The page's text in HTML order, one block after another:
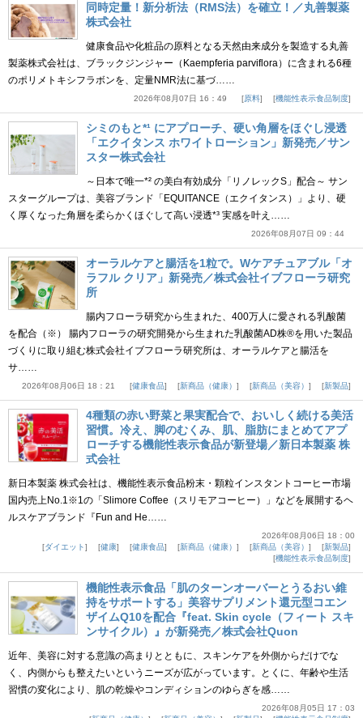
同時定量！新分析法（RMS法）を確立！／丸善製薬
株式会社
健康食品や化粧品の原料となる天然由来成分を製造する丸善
製薬株式会社は、ブラックジンジャー（Kaempferia parviflora）に含まれる6種
のポリメトキシフラボンを、定量NMR法に基づ……
2026年08月07日 16：49 原料 機能性表示食品制度
シミのもと*¹ にアプローチ、硬い角層をほぐし浸透
「エクイタンス ホワイトローション」新発売／サン
スター株式会社
～日本で唯一*² の美白有効成分「リノレックS」配合～ サン
スターグループは、美容ブランド「EQUITANCE（エクイタンス）」より、硬
く厚くなった角層を柔らかくほぐして高い浸透*³ 実感を叶え……
2026年08月07日 09：44
オーラルケアと腸活を1粒で。Wケアチュアブル「オ
ラフル クリア」新発売／株式会社イブフローラ研究
所
腸内フローラ研究から生まれた、400万人に愛される乳酸菌
を配合（※） 腸内フローラの研究開発から生まれた乳酸菌AD株®を用いた製品
づくりに取り組む株式会社イブフローラ研究所は、オーラルケアと腸活を
サ……
2026年08月06日 18：21 健康食品 新商品（健康） 新商品（美容） 新製品
4種類の赤い野菜と果実配合で、おいしく続ける美活
習慣。冷え、脚のむくみ、肌、脂肪にまとめてアプ
ローチする機能性表示食品が新登場／新日本製薬 株
式会社
新日本製薬 株式会社は、機能性表示食品粉末・顆粒インスタントコーヒー市場
国内売上No.1※1の「Slimore Coffee（スリモアコーヒー）」などを展開するヘ
ルスケアブランド『Fun and He……
2026年08月06日 18：00
ダイエット
健康 健康食品 新商品（健康） 新商品（美容）
新製品
機能性表示食品制度
機能性表示食品「肌のターンオーバーとうるおい維
持をサポートする」美容サプリメント還元型コエン
ザイムQ10を配合『feat. Skin cycle（フィート スキ
ンサイクル）』が新発売／株式会社Quon
近年、美容に対する意識の高まりとともに、スキンケアを外側からだけでな
く、内側からも整えたいというニーズが広がっています。とくに、年齢や生活
習慣の変化により、肌の乾燥やコンディションのゆらぎを感……
2026年08月05日 17：03